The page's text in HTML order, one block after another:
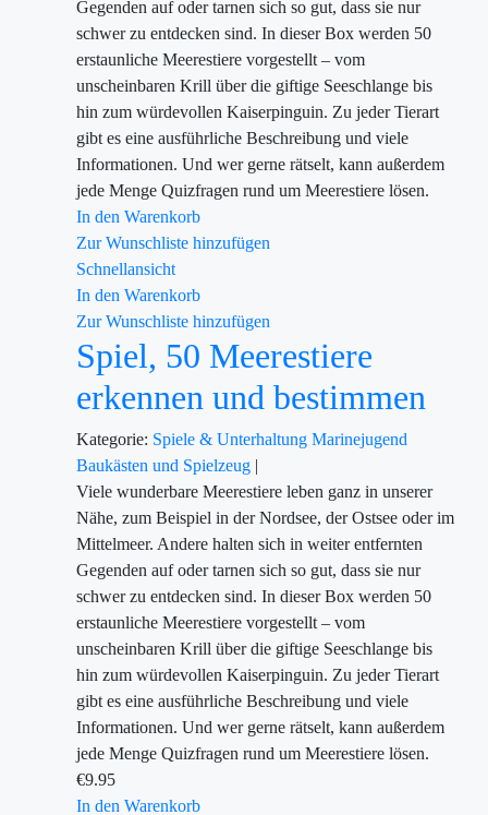
Gegenden auf oder tarnen sich so gut, dass sie nur
schwer zu entdecken sind. In dieser Box werden 50
erstaunliche Meerestiere vorgestellt – vom
unscheinbaren Krill über die giftige Seeschlange bis
hin zum würdevollen Kaiserpinguin. Zu jeder Tierart
gibt es eine ausführliche Beschreibung und viele
Informationen. Und wer gerne rätselt, kann außerdem
jede Menge Quizfragen rund um Meerestiere lösen.
In den Warenkorb
Zur Wunschliste hinzufügen
Schnellansicht
In den Warenkorb
Zur Wunschliste hinzufügen
Spiel, 50 Meerestiere
erkennen und bestimmen
Kategorie: Spiele & Unterhaltung Marinejugend
Baukästen und Spielzeug |
Viele wunderbare Meerestiere leben ganz in unserer
Nähe, zum Beispiel in der Nordsee, der Ostsee oder im
Mittelmeer. Andere halten sich in weiter entfernten
Gegenden auf oder tarnen sich so gut, dass sie nur
schwer zu entdecken sind. In dieser Box werden 50
erstaunliche Meerestiere vorgestellt – vom
unscheinbaren Krill über die giftige Seeschlange bis
hin zum würdevollen Kaiserpinguin. Zu jeder Tierart
gibt es eine ausführliche Beschreibung und viele
Informationen. Und wer gerne rätselt, kann außerdem
jede Menge Quizfragen rund um Meerestiere lösen.
€9.95
In den Warenkorb